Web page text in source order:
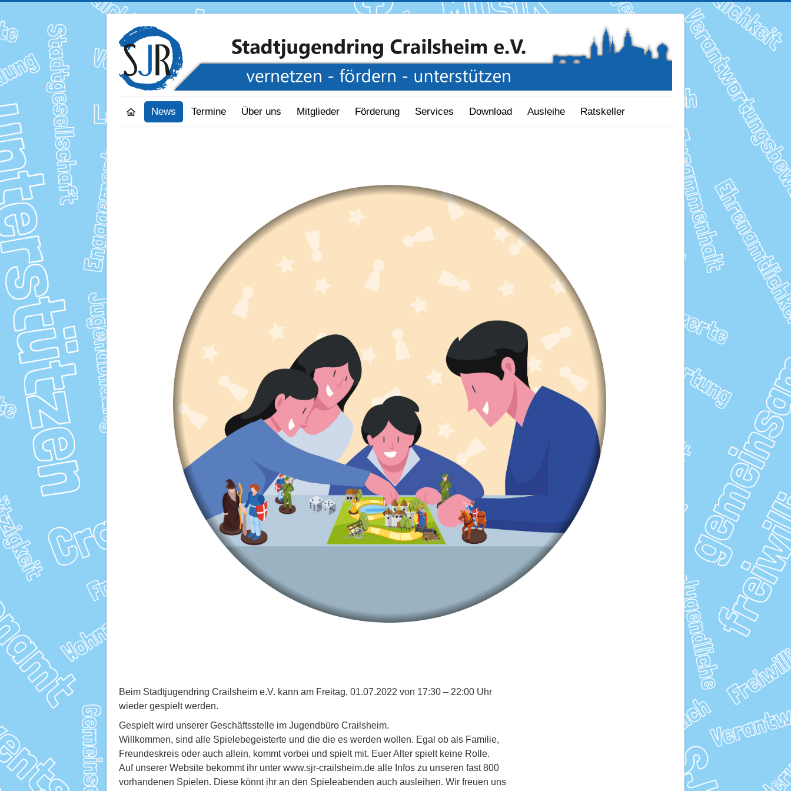
News Termine Über uns Mitglieder Förderung Services Download Ausleihe Ratskeller
Beim Stadtjugendring Crailsheim e.V. kann am Freitag, 01.07.2022 von 17:30 – 22:00 Uhr
wieder gespielt werden.
Gespielt wird unserer Geschäftsstelle im Jugendbüro Crailsheim.
Willkommen, sind alle Spielebegeisterte und die die es werden wollen. Egal ob als Familie,
Freundeskreis oder auch allein, kommt vorbei und spielt mit. Euer Alter spielt keine Rolle.
Auf unserer Website bekommt ihr unter www.sjr-crailsheim.de alle Infos zu unseren fast 800
vorhandenen Spielen. Diese könnt ihr an den Spieleabenden auch ausleihen. Wir freuen uns